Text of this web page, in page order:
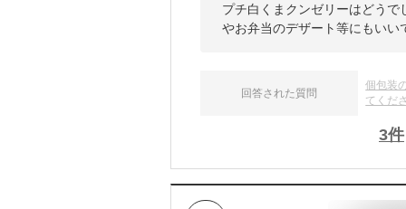
プチ白くまクンゼリーはどう
やお弁当のデザート等にもいい
回答された質問
個包装
てくだ
3件